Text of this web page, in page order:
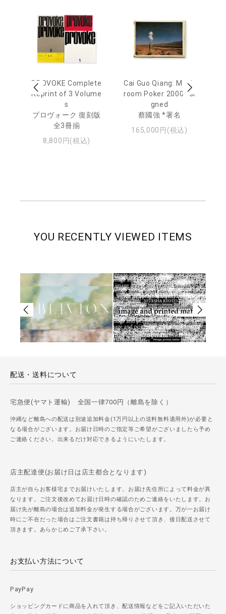
PROVOKE Complete
Reprint of 3 Volume
s
プロヴォーク 復刻版
全3冊揃
8,800円(税込)
Cai Guo Qiang: Mush
room Poker 2000 *si
gned
蔡國強 *署名
165,000円(税込)
YOU RECENTLY VIEWED ITEMS
配送・送料について
宅急便(ヤマト運輸) 全国一律700円（離島を除く）
沖縄など離島への配送は別途追加料金(1万円以上の送料無料適用外)が必要と
なる場合がございます。お届け日時のご指定等ご希望がございましたら予め
ご連絡ください。出来るだけ対応できるようにいたします。
店主配達便(お届け日は店主都合となります)
店主が自らお客様宅までお届けいたします。お届け先住所によって料金が異
なります。ご注文後改めてお届け日時の確認のためご連絡をいたします。お
届け先が離島の場合は追加料金が発生する場合がございます。万が一お届け
時にご不在だった場合はご注文書籍は持ち帰りさせて頂き、後日配送させて
頂きます。あらかじめご了承下さい。
お支払い方法について
PayPay
ショッピングカードに商品を入れて頂き、配送情報などをご記入いただいた